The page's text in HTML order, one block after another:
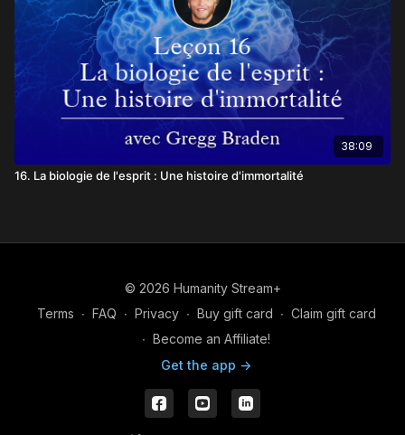
38:09
16. La biologie de l'esprit : Une histoire d'immortalité
© 2026 Humanity Stream+
Terms ∙ FAQ ∙ Privacy ∙ Buy gift card ∙ Claim gift card
∙ Become an Affiliate!
Get the app ->